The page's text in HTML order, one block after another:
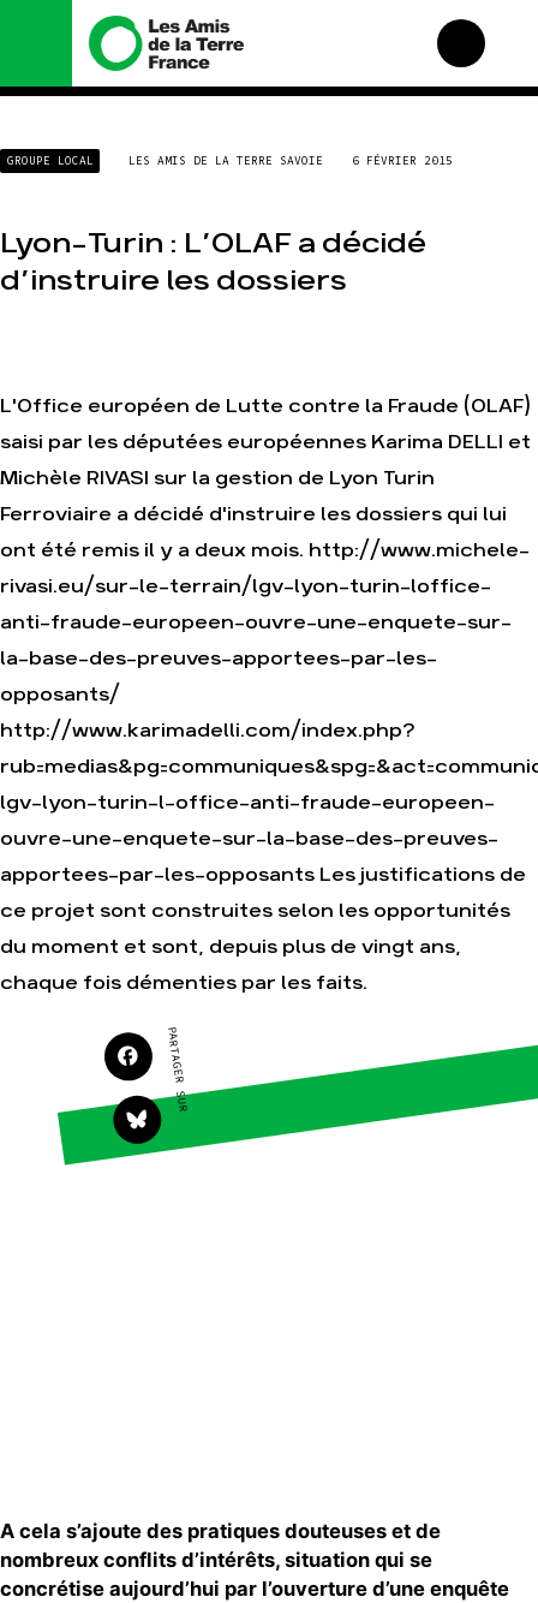
Nous connaître
Histoire
Missions et méthodes
Valeurs
Nos alliés
Je soutiens les Amis de
la Terre
Nos campagnes
Gaz « naturel », le grand
enfumage
Mode : une tendance
Faire un don
S'engager sur le terrain
Agir au quotidien
Soutenir les campagnes
Transmettre tout ou
partie de son patrimoine
gratuitement les guides
Nos thématiques
Climat – Énergie
Surproduction
Agriculture
Finance
Forêts
Actualités
Espace presse
Publications
Contact
Groupes locaux
GROUPE LOCAL LES AMIS DE LA TERRE SAVOIE 6 FÉVRIER 2015
Lyon-Turin : L’OLAF a décidé
d’instruire les dossiers
L'Office européen de Lutte contre la Fraude (OLAF)
saisi par les députées européennes Karima DELLI et
Michèle RIVASI sur la gestion de Lyon Turin
Ferroviaire a décidé d'instruire les dossiers qui lui
ont été remis il y a deux mois. http://www.michele-
rivasi.eu/sur-le-terrain/lgv-lyon-turin-loffice-
anti-fraude-europeen-ouvre-une-enquete-sur-
la-base-des-preuves-apportees-par-les-
opposants/
http://www.karimadelli.com/index.php?
lgv-lyon-turin-l-office-anti-fraude-europeen-
ouvre-une-enquete-sur-la-base-des-preuves-
apportees-par-les-opposants Les justifications de
ce projet sont construites selon les opportunités
du moment et sont, depuis plus de vingt ans,
chaque fois démenties par les faits.
PARTAGER SUR
A cela s’ajoute des pratiques douteuses et de
nombreux conflits d’intérêts, situation qui se
concrétise aujourd’hui par l’ouverture d’une enquête